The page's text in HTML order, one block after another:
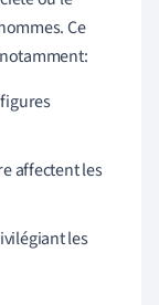
Ce
affectent les
les